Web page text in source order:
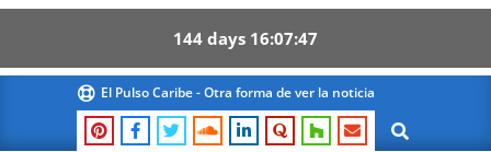
144 days 16 07 46
content
El Pulso Caribe - Otra forma de ver la noticia
Search